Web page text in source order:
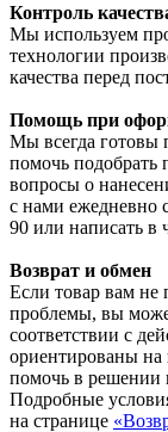
Контроль
Мы используем
технологии
качества перед
Помощь при
Мы всегда готовы
помочь подобрать
вопросы о
с нами ежедневно
90 или написать в
Возврат и обмен
Если товар вам не
проблемы, вы
соответствии с
ориентированы на
помочь в решении
Подробные
на странице